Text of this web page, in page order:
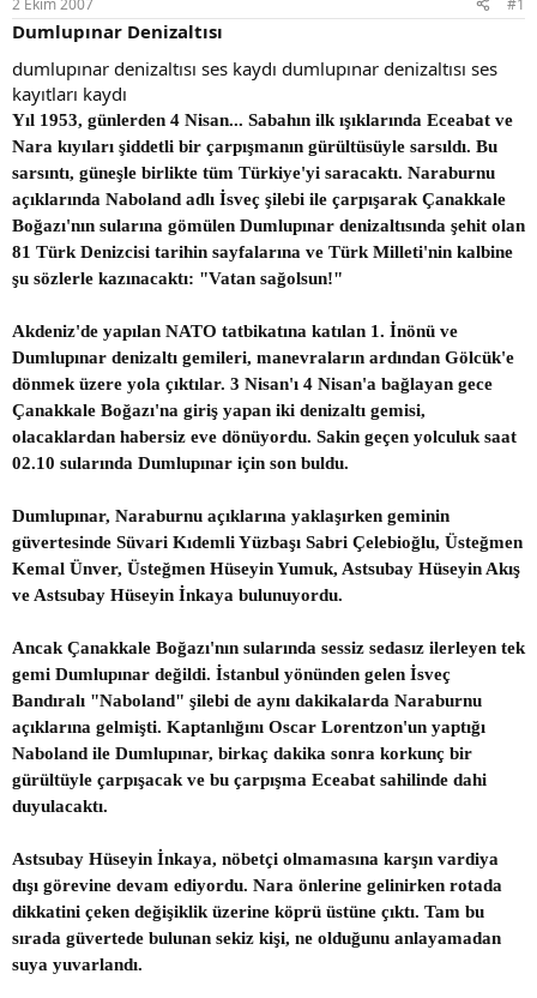
b
a
l
a
t
a
n
ı
ç
t
a
r
i
h
i
Dumlupınar Denizaltısı
dumlupınar denizaltısı ses kaydı dumlupınar denizaltısı ses
kayıtları kaydı
Yıl 1953, günlerden 4 Nisan... Sabahın ilk ışıklarında Eceabat ve
Nara kıyıları şiddetli bir çarpışmanın gürültüsüyle sarsıldı. Bu
sarsıntı, güneşle birlikte tüm Türkiye'yi saracaktı. Naraburnu
açıklarında Naboland adlı İsveç şilebi ile çarpışarak Çanakkale
Boğazı'nın sularına gömülen Dumlupınar denizaltısında şehit olan
81 Türk Denizcisi tarihin sayfalarına ve Türk Milleti'nin kalbine
şu sözlerle kazınacaktı: "Vatan sağolsun!"
Akdeniz'de yapılan NATO tatbikatına katılan 1. İnönü ve
Dumlupınar denizaltı gemileri, manevraların ardından Gölcük'e
dönmek üzere yola çıktılar. 3 Nisan'ı 4 Nisan'a bağlayan gece
Çanakkale Boğazı'na giriş yapan iki denizaltı gemisi,
olacaklardan habersiz eve dönüyordu. Sakin geçen yolculuk saat
02.10 sularında Dumlupınar için son buldu.
Dumlupınar, Naraburnu açıklarına yaklaşırken geminin
güvertesinde Süvari Kıdemli Yüzbaşı Sabri Çelebioğlu, Üsteğmen
Kemal Ünver, Üsteğmen Hüseyin Yumuk, Astsubay Hüseyin Akış
ve Astsubay Hüseyin İnkaya bulunuyordu.
Ancak Çanakkale Boğazı'nın sularında sessiz sedasız ilerleyen tek
gemi Dumlupınar değildi. İstanbul yönünden gelen İsveç
Bandıralı "Naboland" şilebi de aynı dakikalarda Naraburnu
açıklarına gelmişti. Kaptanlığını Oscar Lorentzon'un yaptığı
Naboland ile Dumlupınar, birkaç dakika sonra korkunç bir
gürültüyle çarpışacak ve bu çarpışma Eceabat sahilinde dahi
duyulacaktı.
Astsubay Hüseyin İnkaya, nöbetçi olmamasına karşın vardiya
dışı görevine devam ediyordu. Nara önlerine gelinirken rotada
dikkatini çeken değişiklik üzerine köprü üstüne çıktı. Tam bu
sırada güvertede bulunan sekiz kişi, ne olduğunu anlayamadan
suya yuvarlandı.